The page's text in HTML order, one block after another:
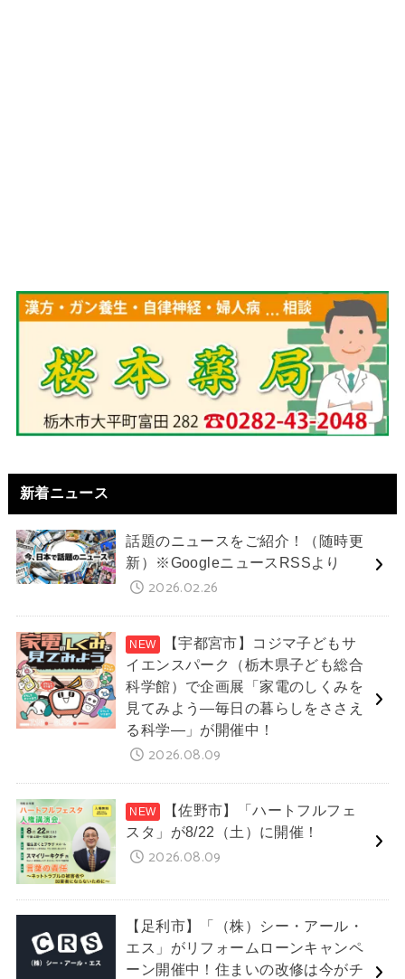
新着ニュース
話題のニュースをご紹介！（随時更
新）※GoogleニュースRSSより
2026.02.26
【宇都宮市】コジマ子どもサ
イエンスパーク（栃木県子ども総合
科学館）で企画展「家電のしくみを
見てみよう―毎日の暮らしをささえ
る科学―」が開催中！
2026.08.09
【佐野市】「ハートフルフェ
スタ」が8/22（土）に開催！
2026.08.09
【足利市】「（株）シー・アール・
エス」がリフォームローンキャンペ
ーン開催中！住まいの改修は今がチ